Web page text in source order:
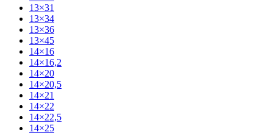
13×31
13×34
13×36
13×45
14×16
14×16,2
14×20
14×20,5
14×21
14×22
14×22,5
14×25